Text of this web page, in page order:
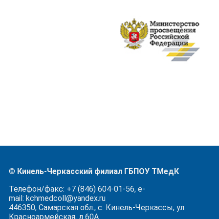
© Кинель-Черкасский филиал ГБПОУ ТМедК
Телефон/факс: +7 (846) 604-01-56, e-
mail: kchmedcoll@yandex.ru
446350, Самарская обл., с. Кинель-Черкассы, ул.
Красноармейская, д.60А